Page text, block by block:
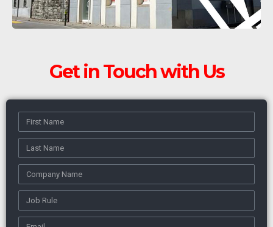
Get in Touch with Us